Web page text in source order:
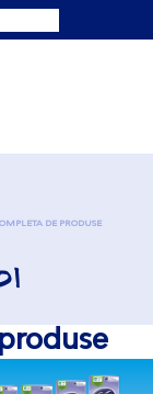
DE PRODUSE